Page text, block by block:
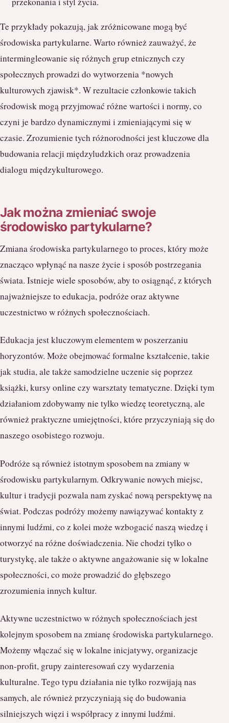
Te przykłady pokazują, jak zróżnicowane mogą być
środowiska partykularne. Warto również zauważyć, że
intermingleowanie się różnych grup etnicznych czy
społecznych prowadzi do wytworzenia *nowych
kulturowych zjawisk*. W rezultacie członkowie takich
środowisk mogą przyjmować różne wartości i normy, co
czyni je bardzo dynamicznymi i zmieniającymi się w
czasie. Zrozumienie tych różnorodności jest kluczowe dla
budowania relacji międzyludzkich oraz prowadzenia
dialogu międzykulturowego.
Jak można zmieniać swoje
środowisko partykularne?
Zmiana środowiska partykularnego to proces, który może
znacząco wpłynąć na nasze życie i sposób postrzegania
świata. Istnieje wiele sposobów, aby to osiągnąć, z których
najważniejsze to edukacja, podróże oraz aktywne
uczestnictwo w różnych społecznościach.
Edukacja jest kluczowym elementem w poszerzaniu
horyzontów. Może obejmować formalne kształcenie, takie
jak studia, ale także samodzielne uczenie się poprzez
książki, kursy online czy warsztaty tematyczne. Dzięki tym
działaniom zdobywamy nie tylko wiedzę teoretyczną, ale
również praktyczne umiejętności, które przyczyniają się do
naszego osobistego rozwoju.
Podróże są również istotnym sposobem na zmiany w
środowisku partykularnym. Odkrywanie nowych miejsc,
kultur i tradycji pozwala nam zyskać nową perspektywę na
świat. Podczas podróży możemy nawiązywać kontakty z
innymi ludźmi, co z kolei może wzbogacić naszą wiedzę i
otworzyć na różne doświadczenia. Nie chodzi tylko o
turystykę, ale także o aktywne angażowanie się w lokalne
społeczności, co może prowadzić do głębszego
zrozumienia innych kultur.
Aktywne uczestnictwo w różnych społecznościach jest
kolejnym sposobem na zmianę środowiska partykularnego.
Możemy włączać się w lokalne inicjatywy, organizacje
non-profit, grupy zainteresowań czy wydarzenia
kulturalne. Tego typu działania nie tylko rozwijają nas
samych, ale również przyczyniają się do budowania
silniejszych więzi i współpracy z innymi ludźmi.